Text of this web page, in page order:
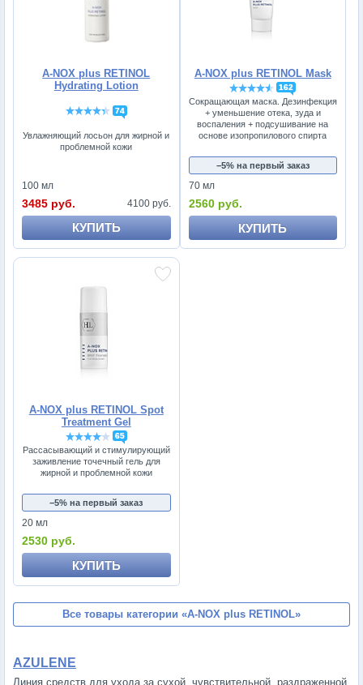
A-NOX plus RETINOL
Hydrating Lotion
74
Увлажняющий лосьон для жирной и
проблемной кожи
100 мл
3485 руб. 4100 руб.
КУПИТЬ
A-NOX plus RETINOL Mask
162
Сокращающая маска. Дезинфекция
+ уменьшение отека, зуда и
воспаления + подсушивание на
основе изопропилового спирта
−5% на первый заказ
70 мл
2560 руб.
КУПИТЬ
A-NOX plus RETINOL Spot
Treatment Gel
65
Рассасывающий и стимулирующий
заживление точечный гель для
жирной и проблемной кожи
−5% на первый заказ
20 мл
2530 руб.
КУПИТЬ
Все товары категории «A-NOX plus RETINOL»
AZULENE
Линия средств для ухода за сухой, чувствительной, раздраженной,